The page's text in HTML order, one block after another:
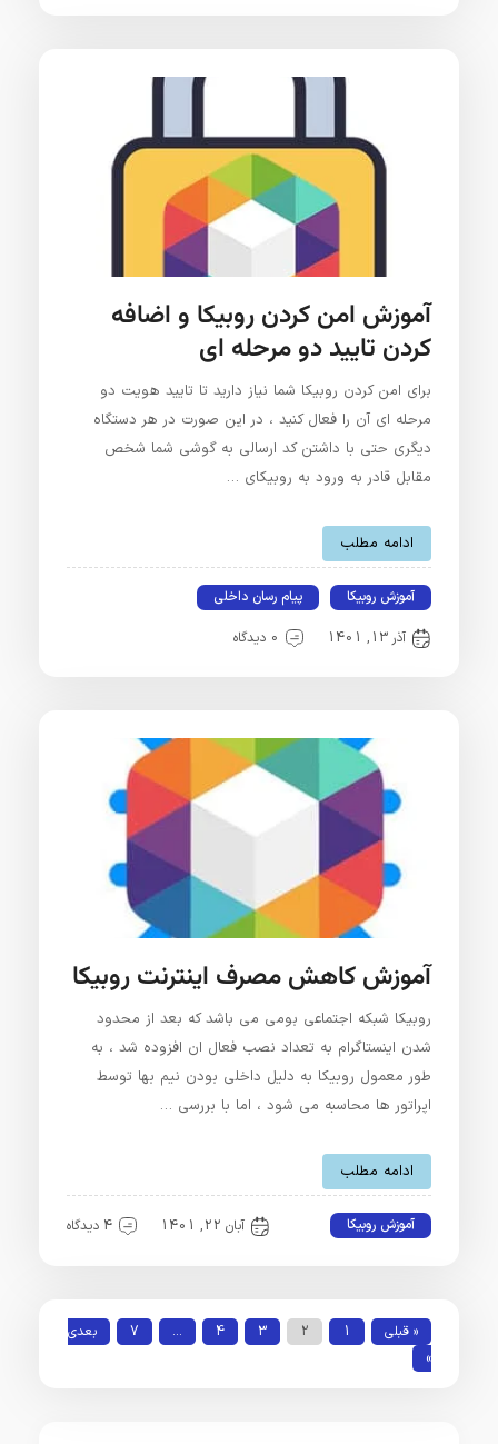
آموزش امن کردن روبیکا و اضافه
کردن تایید دو مرحله ای
برای امن کردن روبیکا شما نیاز دارید تا تایید هویت دو
مرحله ای آن را فعال کنید ، در این صورت در هر دستگاه
دیگری حتی با داشتن کد ارسالی به گوشی شما شخص
مقابل قادر به ورود به روبیکای …
ادامه مطلب
آموزش روبیکا پیام رسان داخلی
آذر 13, 1401 0 دیدگاه
آموزش کاهش مصرف اینترنت روبیکا
روبیکا شبکه اجتماعی بومی می باشد که بعد از محدود
شدن اینستاگرام به تعداد نصب فعال ان افزوده شد ، به
طور معمول روبیکا به دلیل داخلی بودن نیم بها توسط
اپراتور ها محاسبه می شود ، اما با بررسی …
ادامه مطلب
آموزش روبیکا آبان 22, 1401 4 دیدگاه
« قبلی 1
2
3
4
…
7
بعدی
»